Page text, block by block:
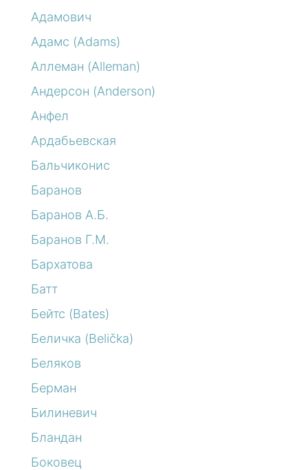
Адамович
Адамс (Adams)
Аллеман (Alleman)
Андерсон (Anderson)
Анфел
Ардабьевская
Бальчиконис
Баранов
Баранов А.Б.
Баранов Г.М.
Бархатова
Батт
Бейтс (Bates)
Беличка (Belička)
Беляков
Берман
Билиневич
Бландан
Боковец